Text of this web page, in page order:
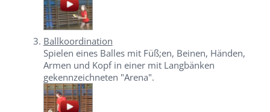
Ballkoordination
Spielen eines Balles mit Füß;en, Beinen, Händen,
Armen und Kopf in einer mit Langbänken
gekennzeichneten "Arena".